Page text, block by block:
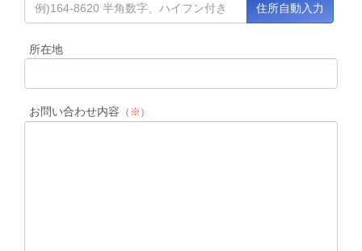
所在地
お問い合わせ内容 （※）